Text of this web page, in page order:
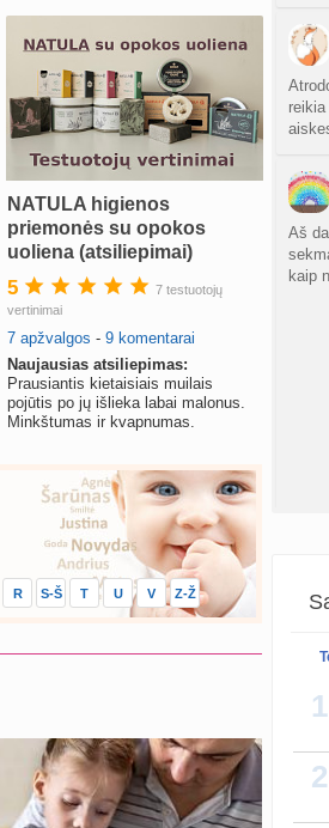
NATULA higienos
priemonės su opokos
uoliena (atsiliepimai)
5
7 testuotojų
vertinimai
7 apžvalgos - 9 komentarai
Naujausias atsiliepimas:
Prausiantis kietaisiais muilais
pojūtis po jų išlieka labai malonus.
Minkštumas ir kvapnumas.
R S-Š T U V Z-Ž
Aš
kaip
1
2